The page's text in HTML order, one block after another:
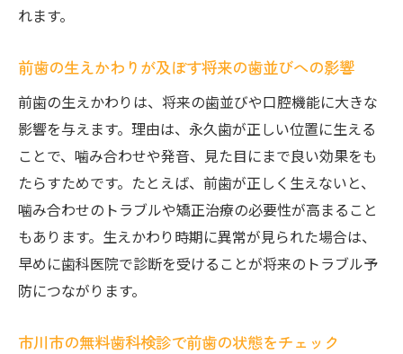
は
市川市小児歯科の前歯サポート体制の特徴
前歯の健康維持に役立つ予防ケア情報
歯列矯正との連携による前歯サポート事例
初めての前歯生えかわりに役立つ知識
前歯の生えかわりの流れと家庭での準備
初めての前歯抜け替わりで気をつけたいこ
と
千葉県市川市の歯科が勧める前歯ケア方法
お子様の不安を和らげる前歯生えかわりガ
れます。
前歯の生えかわりが及ぼす将来の歯並びへの影響
前歯の生えかわりは、将来の歯並びや口腔機能に大きな
影響を与えます。理由は、永久歯が正しい位置に生える
ことで、噛み合わせや発音、見た目にまで良い効果をも
たらすためです。たとえば、前歯が正しく生えないと、
噛み合わせのトラブルや矯正治療の必要性が高まること
もあります。生えかわり時期に異常が見られた場合は、
早めに歯科医院で診断を受けることが将来のトラブル予
防につながります。
市川市の無料歯科検診で前歯の状態をチェック